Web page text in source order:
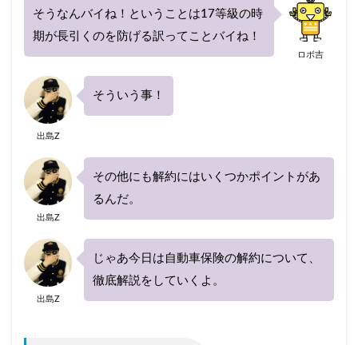
ロボ吉
そうなんバイね！ということは17等級の時
期が長引くのを防げる訳ってことバイね！
出島Z
そういう事！
出島Z
その他にも解約にはいくつかポイントがあ
るんだ。
出島Z
じゃあ今日は自動車保険の解約について、
徹底解説をしていくよ。